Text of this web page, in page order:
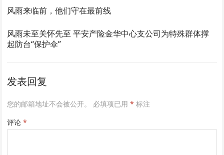
风雨来临前，他们守在最前线
风雨未至关怀先至 平安产险金华中心支公司为特殊群体撑
起防台“保护伞”
发表回复
您的邮箱地址不会被公开。 必填项已用* 标注
评论*